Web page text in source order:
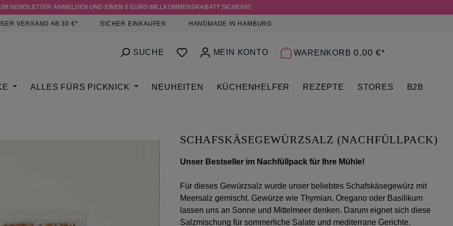
NEWSLETTER ANMELDEN UND EINEN 5 EURO WILLKOMMENSRABATT SICHERN!
VERSAND AB 30 €* SICHER EINKAUFEN HANDMADE IN HAMBURG
SUCHE DU HAST 0 PRODUKTE AUF DEM MERKZETTEL
MEIN KONTO WARENKORB 0,00 €*
ALLES FÜRS PICKNICK NEUHEITEN KÜCHENHELFER REZEPTE STORES B2B
SCHAFSKÄSEGEWÜRZSALZ (NACHFÜLLPACK)
Unser Bestseller im Nachfüllpack für Ihre Mühle!
Für dieses Gewürzsalz wurde unser beliebtes Schafskäsegewürz mit
Meersalz gemischt. Gewürze wie Thymian, Oregano oder Basilikum
lassen uns an Sonne und Mittelmeer denken. Darum eignet sich diese
Salzmischung für sommerliche Salate und mediterrane Gerichte.